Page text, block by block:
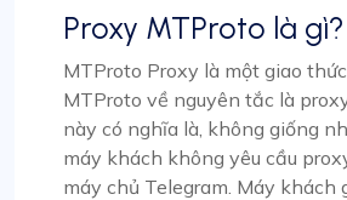
Proxy MTProto là gì?
MTProto Proxy là một giao
MTProto về nguyên tắc là
này có nghĩa là, không giống
máy khách không yêu cầu
máy chủ Telegram. Máy khách